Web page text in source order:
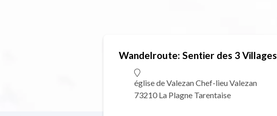
Wandelroute: Sentier des 3 Villages
église de Valezan Chef-lieu Valezan
73210 La Plagne Tarentaise